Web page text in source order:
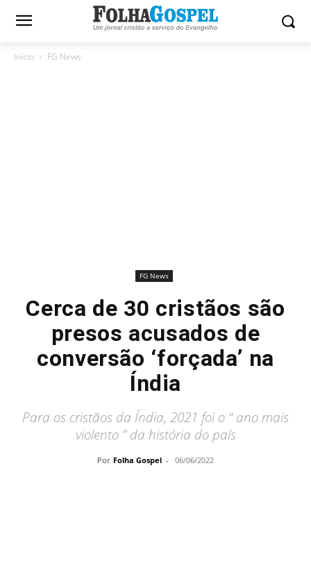
Início FG News
FG News
Cerca de 30 cristãos são
presos acusados de
conversão ‘forçada’ na
Índia
Para os cristãos da Índia, 2021 foi o “ ano mais
violento ” da história do país
Por Folha Gospel - 06/06/2022